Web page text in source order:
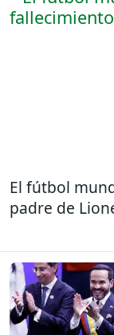
El fútbol
padre de